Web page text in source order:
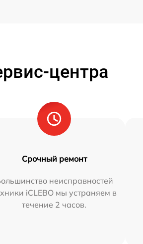
центра
Срочный ремонт
неисправностей
iCLEBO мы устраняем в
течение 2 часов.